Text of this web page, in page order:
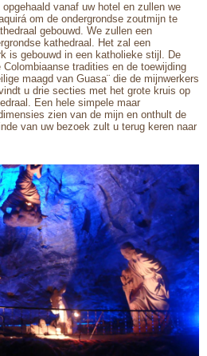
opgehaald vanaf uw hotel en zullen we
om de ondergrondse zoutmijn te
gebouwd. We zullen een
kathedraal. Het zal een
is gebouwd in een katholieke stijl. De
tradities en de toewijding
maagd van Guasa¨ die de mijnwerkers
u drie secties met het grote kruis op
Een hele simpele maar
zien van de mijn en onthult de
van uw bezoek zult u terug keren naar